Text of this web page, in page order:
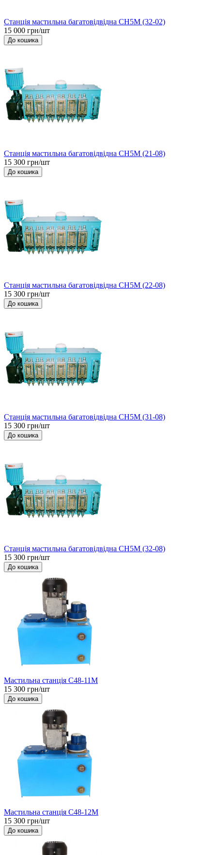
Станція мастильна багатовідвідна СН5М (32-02)
15 000 грн/шт
До кошика
Станція мастильна багатовідвідна СН5М (21-08)
15 300 грн/шт
До кошика
Станція мастильна багатовідвідна СН5М (22-08)
15 300 грн/шт
До кошика
Станція мастильна багатовідвідна СН5М (31-08)
15 300 грн/шт
До кошика
Станція мастильна багатовідвідна СН5М (32-08)
15 300 грн/шт
До кошика
Мастильна станція С48-11М
15 300 грн/шт
До кошика
Мастильна станція С48-12М
15 300 грн/шт
До кошика